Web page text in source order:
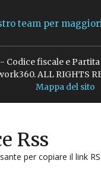
team per
Codice fiscale e
ALL RIGHTS
Mappa del sito
Rss
per copiare il link